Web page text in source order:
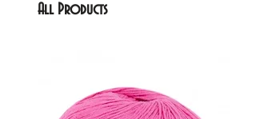
All Products